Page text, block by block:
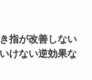
指が改善しない
けない逆効果な